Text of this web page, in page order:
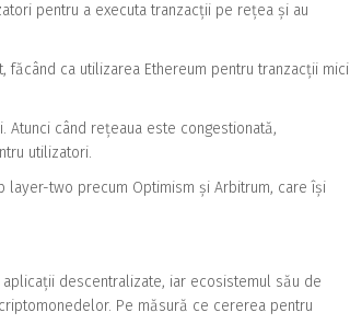
pentru a executa tranzacții pe rețea și au
ca utilizarea Ethereum pentru tranzacții mici
când rețeaua este congestionată,
utilizatori.
two precum Optimism și Arbitrum, care își
descentralizate, iar ecosistemul său de
Pe măsură ce cererea pentru